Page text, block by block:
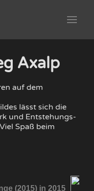
Axalp
auf dem
lässt sich die
und Entstehungs-
Spaß beim
(2015) in 2015